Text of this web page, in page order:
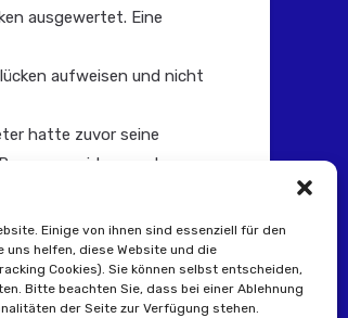
Einige von ihnen sind essenziell für den
helfen, diese Website und die
Cookies). Sie können selbst entscheiden,
Bitte beachten Sie, dass bei einer Ablehnung
der Seite zur Verfügung stehen.
ausgewertet. Eine
aufweisen und nicht
hatte zuvor seine
widersprechen